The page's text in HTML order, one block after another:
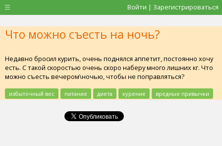
Войти | Зарегистрироваться
Что можно съесть на ночь?
Недавно бросил курить, очень поднялся аппетит, постоянно хочу
есть. С такой скоростью очень скоро наберу много лишних кг. Что
можно съесть вечером\ночью, чтобы не поправляться?
избыточный вес питание диета курение вредные привычки